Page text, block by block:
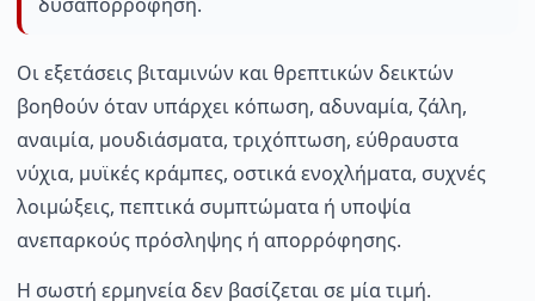
Οι εξετάσεις βιταμινών και θρεπτικών δεικτών
βοηθούν όταν υπάρχει κόπωση, αδυναμία, ζάλη,
αναιμία, μουδιάσματα, τριχόπτωση, εύθραυστα
νύχια, μυϊκές κράμπες, οστικά ενοχλήματα, συχνές
λοιμώξεις, πεπτικά συμπτώματα ή υποψία
ανεπαρκούς πρόσληψης ή απορρόφησης.
Η σωστή ερμηνεία δεν βασίζεται σε μία τιμή.